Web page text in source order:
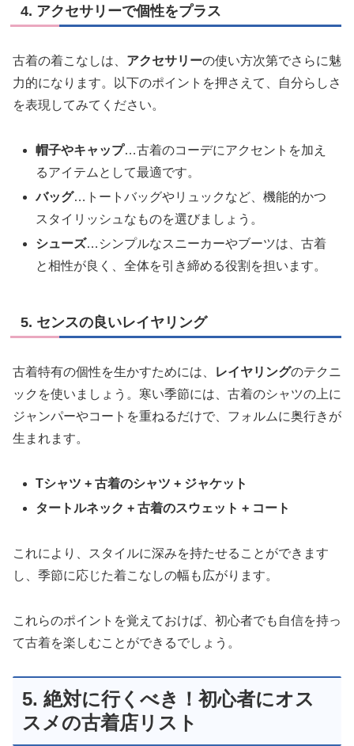
4. アクセサリーで個性をプラス
古着の着こなしは、 アクセサリーの使い方次第でさらに魅
力的になります。以下のポイントを押さえて、自分らしさ
を表現してみてください。
帽子やキャップ…古着のコーデにアクセントを加え
るアイテムとして最適です。
バッグ…トートバッグやリュックなど、機能的かつ
スタイリッシュなものを選びましょう。
シューズ…シンプルなスニーカーやブーツは、古着
と相性が良く、全体を引き締める役割を担います。
5. センスの良いレイヤリング
古着特有の個性を生かすためには、 レイヤリングのテクニ
ックを使いましょう。寒い季節には、古着のシャツの上に
ジャンパーやコートを重ねるだけで、フォルムに奥行きが
生まれます。
Tシャツ + 古着のシャツ + ジャケット
タートルネック + 古着のスウェット + コート
これにより、スタイルに深みを持たせることができます
し、季節に応じた着こなしの幅も広がります。
これらのポイントを覚えておけば、初心者でも自信を持っ
て古着を楽しむことができるでしょう。
5. 絶対に行くべき！初心者にオス
スメの古着店リスト